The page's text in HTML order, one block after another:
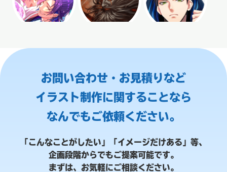
お問い合わせ・お見積りなど
イラスト制作に関することなら
なんでもご依頼ください。
「こんなことがしたい」「イメージだけある」等、
企画段階からでもご提案可能です。
まずは、お気軽にご相談ください。